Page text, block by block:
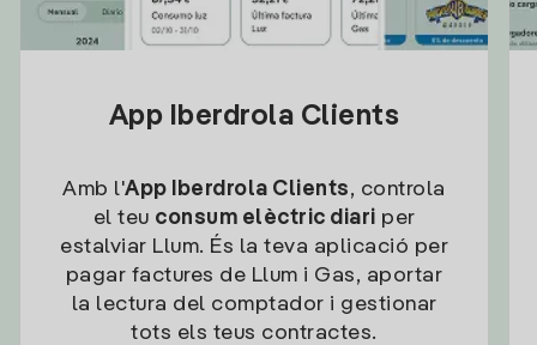
App Iberdrola Clients
Amb l'App Iberdrola Clients, controla
el teu consum elèctric diari per
estalviar Llum. És la teva aplicació per
pagar factures de Llum i Gas, aportar
la lectura del comptador i gestionar
tots els teus contractes.